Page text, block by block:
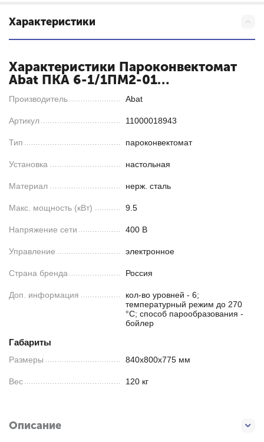
Характеристики
Характеристики Пароконвектомат
Abat ПКА 6-1/1ПМ2-01
(11000018943)
Производитель Abat
Артикул 11000018943
Тип пароконвектомат
Установка настольная
Материал нерж. сталь
Макс. мощность (кВт) 9.5
Напряжение сети 400 В
Управление электронное
Страна бренда Россия
Доп. информация
кол-во уровней - 6;
температурный режим до 270
°C; способ парообразования -
бойлер
Габариты
Размеры 840х800х775 мм
Вес 120 кг
Описание